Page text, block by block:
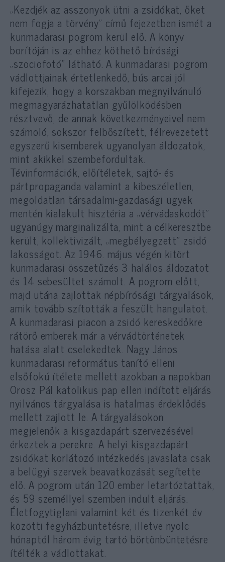
„Kezdjék az asszonyok ütni a zsidókat, őket
nem fogja a törvény” című fejezetben ismét a
kunmadarasi pogrom kerül elő. A könyv
borítóján is az ehhez köthető bírósági
„szociofotó” látható. A kunmadarasi pogrom
vádlottjainak értetlenkedő, bús arcai jól
kifejezik, hogy a korszakban megnyilvánuló
megmagyarázhatatlan gyűlölködésben
résztvevő, de annak következményeivel nem
számoló, sokszor felbőszített, félrevezetett
egyszerű kisemberek ugyanolyan áldozatok,
mint akikkel szembefordultak.
Tévinformációk, előítéletek, sajtó- és
pártpropaganda valamint a kibeszéletlen,
megoldatlan társadalmi-gazdasági ügyek
mentén kialakult hisztéria a „vérvádaskodót”
ugyanúgy marginalizálta, mint a célkeresztbe
került, kollektivizált, „megbélyegzett” zsidó
lakosságot. Az 1946. május végén kitört
kunmadarasi összetűzés 3 halálos áldozatot
és 14 sebesültet számolt. A pogrom előtt,
majd utána zajlottak népbírósági tárgyalások,
amik tovább szították a feszült hangulatot.
A kunmadarasi piacon a zsidó kereskedőkre
rátörő emberek már a vérvádtörténetek
hatása alatt cselekedtek. Nagy János
kunmadarasi református tanító elleni
elsőfokú ítélete mellett azokban a napokban
Orosz Pál katolikus pap ellen indított eljárás
nyilvános tárgyalása is hatalmas érdeklődés
mellett zajlott le. A tárgyalásokon
megjelenők a kisgazdapárt szervezésével
érkeztek a perekre. A helyi kisgazdapárt
zsidókat korlátozó intézkedés javaslata csak
a belügyi szervek beavatkozását segítette
elő. A pogrom után 120 ember letartóztattak,
és 59 személlyel szemben indult eljárás.
Életfogytiglani valamint két és tizenkét év
közötti fegyházbüntetésre, illetve nyolc
hónaptól három évig tartó börtönbüntetésre
ítélték a vádlottakat.